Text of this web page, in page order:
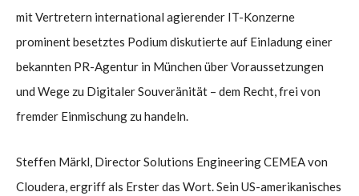
mit Vertretern international agierender IT-Konzerne
prominent besetztes Podium diskutierte auf Einladung einer
bekannten PR-Agentur in München über Voraussetzungen
und Wege zu Digitaler Souveränität – dem Recht, frei von
fremder Einmischung zu handeln.
Steffen Märkl, Director Solutions Engineering CEMEA von
Cloudera, ergriff als Erster das Wort. Sein US-amerikanisches